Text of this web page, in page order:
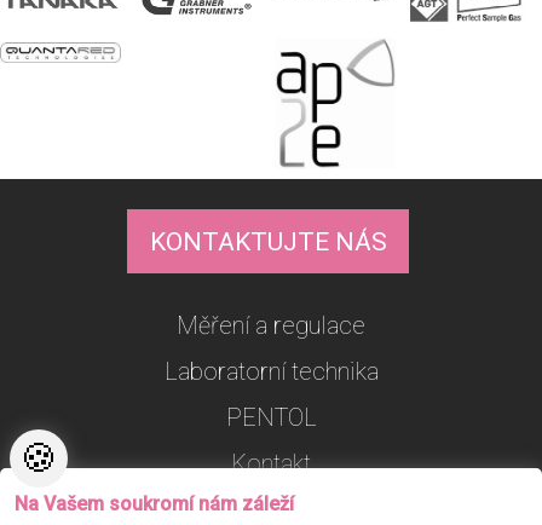
KONTAKTUJTE NÁS
Měření a regulace
Laboratorní technika
PENTOL
Kontakt
Nastavení cookies
🍪
Na Vašem soukromí nám záleží